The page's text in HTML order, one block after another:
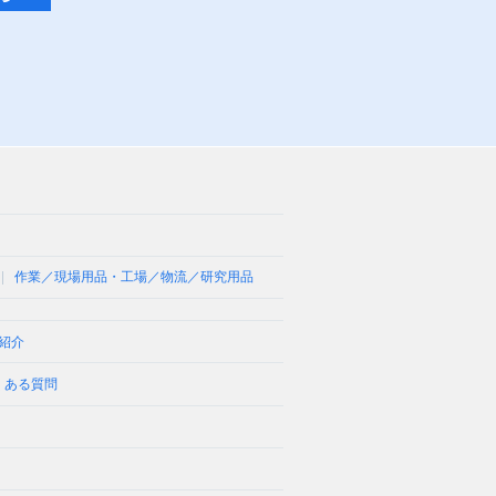
作業／現場用品・工場／物流／研究用品
介
ある質問